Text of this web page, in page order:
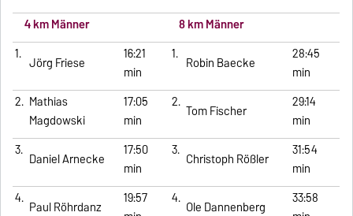
4 km Männer 8kmMänner
1. Jörg Friese
16:21
min
1. Robin Baecke
28:45
min
2. Mathias
Magdowski
17:05
min
2. Tom Fischer
29:14
min
3. Daniel Arnecke
17:50
min
3. Christoph Rößler
31:54
min
4. Paul Röhrdanz
19:57
4. Ole Dannenberg
33:58